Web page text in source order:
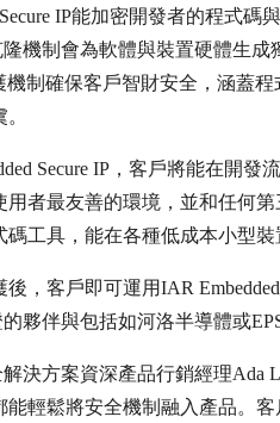
IP能加密開發者的程式
機制會為軟體與裝置硬體生成
機制確保客戶智財安全，涵蓋
Secure IP，客戶將能在開發
用者最友善的環境，並和任何
碼工具，能在各種低成本小型
，客戶即可運用IAR
夥伴與包括如河洛半導體或
決方案資深產品行銷經理Ada
能輕鬆將安全機制融入產品。